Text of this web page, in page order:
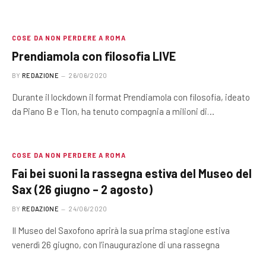
COSE DA NON PERDERE A ROMA
Prendiamola con filosofia LIVE
BY REDAZIONE 26/06/2020
Durante il lockdown il format Prendiamola con filosofia, ideato
da Piano B e Tlon, ha tenuto compagnia a milioni di…
COSE DA NON PERDERE A ROMA
Fai bei suoni la rassegna estiva del Museo del
Sax (26 giugno – 2 agosto)
BY REDAZIONE 24/06/2020
Il Museo del Saxofono aprirà la sua prima stagione estiva
venerdì 26 giugno, con l’inaugurazione di una rassegna